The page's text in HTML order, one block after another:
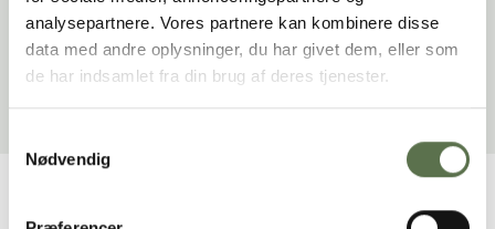
analysepartnere. Vores partnere kan kombinere disse
data med andre oplysninger, du har givet dem, eller som
de har indsamlet fra din brug af deres tjenester.
Nødvendig
Form 20 små boller med en fugtig ske, sæt dem på en
bageplade med bagepapir, og lad den hæve tildækket i
60 minutter ved stuetemperatur.
Bag dem i en forvarmet ovn ved 200°C (varmluft 175°C) i
ca. 25-30 minutter.